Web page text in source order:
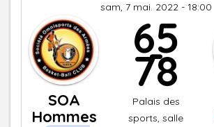
sam, 7 mai. 2022 - 18:00
SOA
Hommes
65
-
78
Palais des
sports, salle